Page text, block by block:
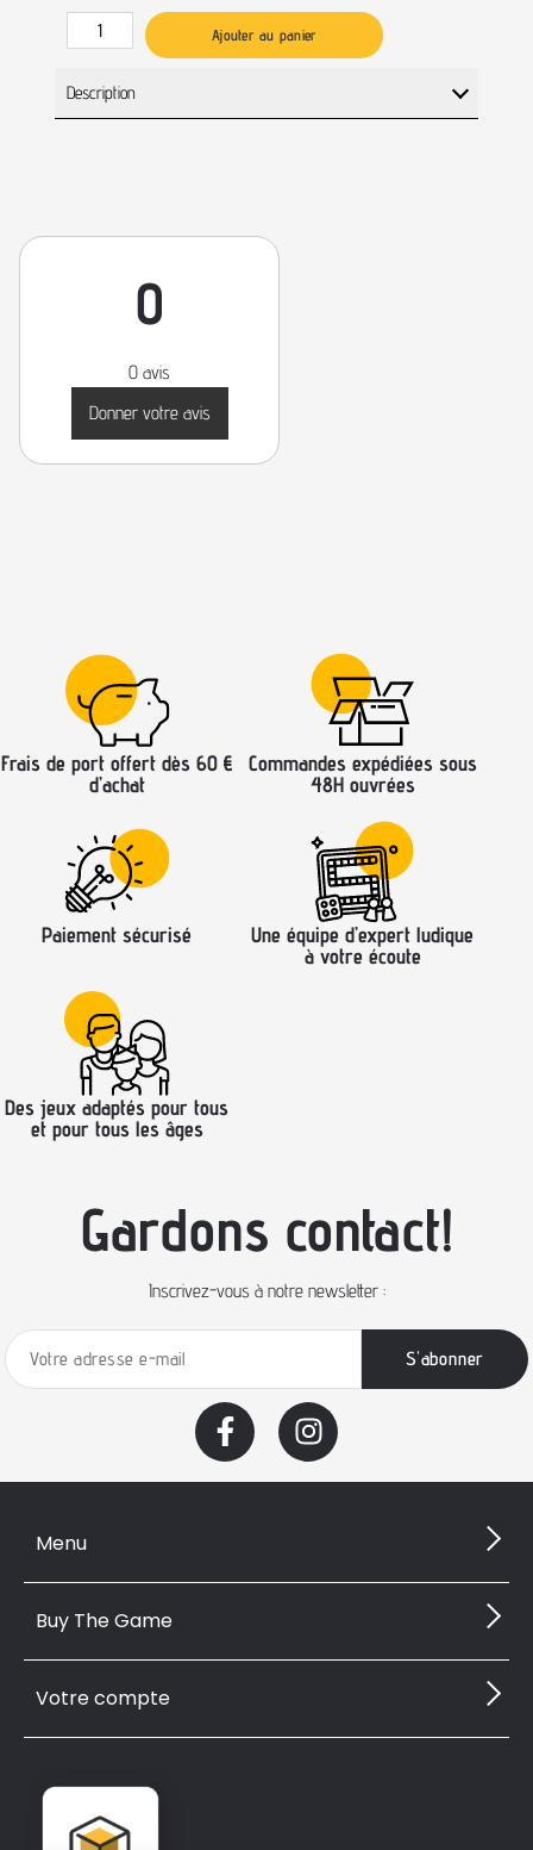
Ajouter au panier
Description
0
0 avis
Donner votre avis
Frais de port offert dès 60 €
d’achat
Commandes expédiées sous
48H ouvrées
Paiement sécurisé
Une équipe d’expert ludique
à votre écoute
Des jeux adaptés pour tous
et pour tous les âges
Gardons contact!
Inscrivez-vous à notre newsletter :
Menu
Buy The Game
Votre compte